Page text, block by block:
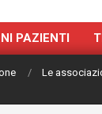
PAZIENTI
Le